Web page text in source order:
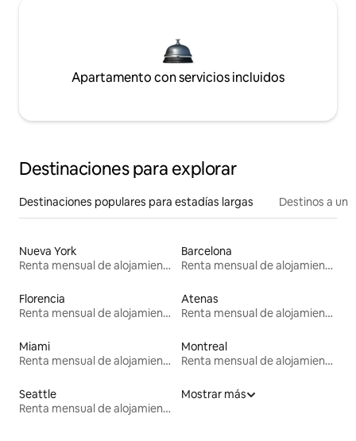
Apartamento con servicios incluidos
Destinaciones para explorar
Destinaciones populares para estadías largas Destinos a un
Nueva York
Renta mensual de alojamientos
Barcelona
Renta mensual de alojamientos
Florencia
Renta mensual de alojamientos
Atenas
Renta mensual de alojamientos
Miami
Renta mensual de alojamientos
Montreal
Renta mensual de alojamientos
Seattle
Renta mensual de alojamientos
Mostrar más